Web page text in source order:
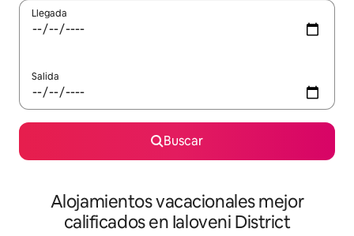
Llegada
Salida
Buscar
Alojamientos vacacionales mejor
calificados en Ialoveni District